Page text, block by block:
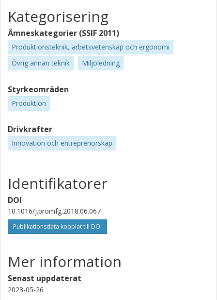
Kategorisering
Ämneskategorier (SSIF 2011)
Produktionsteknik, arbetsvetenskap och ergonomi
Övrig annan teknik
Miljöledning
Styrkeområden
Produktion
Drivkrafter
Innovation och entreprenörskap
Identifikatorer
DOI
10.1016/j.promfg.2018.06.067
Publikationsdata kopplat till DOI
Mer information
Senast uppdaterat
2023-05-26